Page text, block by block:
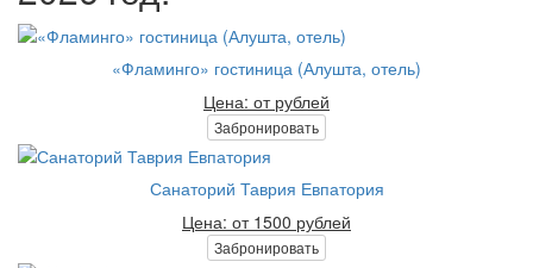
«Фламинго» гостиница (Алушта, отель)
Цена: от рублей
Забронировать
Санаторий Таврия Евпатория
Цена: от 1500 рублей
Забронировать